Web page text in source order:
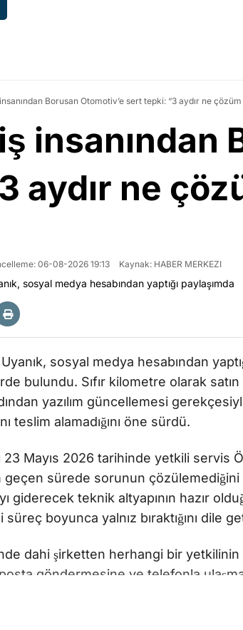
insanından Borusan Otomotiv’e sert tepki: “3 aydır ne
iş
aydır ne
06-08-2026 19:13 Kaynak: HABER MERKEZI
Uyanık, sosyal medya hesabından
bulundu. Sıfır kilometre olarak satın
yazılım güncellemesi
teslim alamadığını öne sürdü.
23 Mayıs 2026 tarihinde yetkili servis
geçen sürede sorunun
giderecek teknik altyapının hazır
boyunca yalnız bıraktığını dile
dahi şirketten herhangi bir yetkilinin
göndermesine ve telefonla